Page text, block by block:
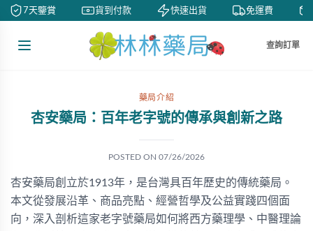
7天鑒賞 貨到付款 快速出貨 免運費
查詢訂單
藥局介紹
杏安藥局：百年老字號的傳承與創新之路
POSTED ON 07/26/2026
杏安藥局創立於1913年，是台灣具百年歷史的傳統藥局。
本文從發展沿革、商品亮點、經營哲學及公益實踐四個面
向，深入剖析這家老字號藥局如何將西方藥理學、中醫理論